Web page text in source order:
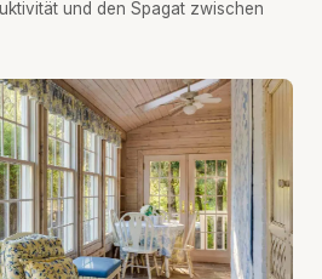
und den Spagat zwischen